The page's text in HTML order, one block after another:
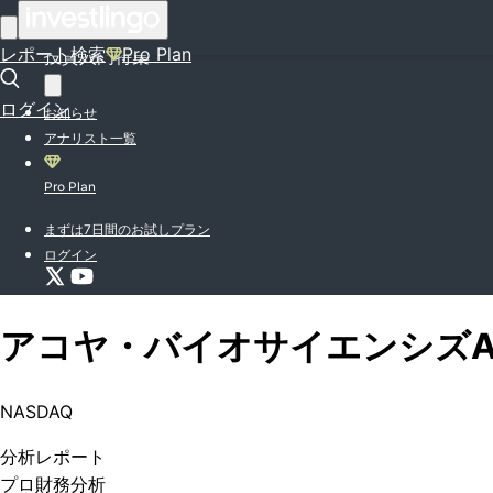
レポート検索 Pro Plan
ログイン
投資入門特集
お知らせ
アナリスト一覧
Pro Plan
まずは7日間のお試しプラン
ログイン
アコヤ・バイオサイエンシズ
NASDAQ
分析レポート
プロ 財務分析